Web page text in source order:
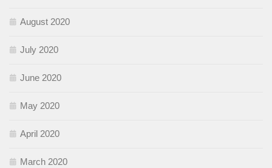
August 2020
July 2020
June 2020
May 2020
April 2020
March 2020